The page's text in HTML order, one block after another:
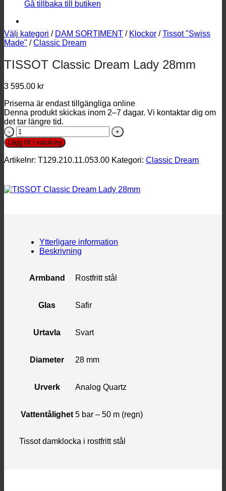
Gå tillbaka till butiken
Välj kategori / DAM SORTIMENT / Klockor / Tissot "Swiss
Made" / Classic Dream
TISSOT Classic Dream Lady 28mm
3 595.00 kr
Priserna är endast tillgängliga online
Denna produkt skickas inom 2–7 dagar. Vi kontaktar dig om
det tar längre tid.
TISSOT
Classic
Dream
Lady
Lägg till i varukorg
Artikelnr: T129.210.11.053.00 Kategori: Classic Dream
Ytterligare information
Beskrivning
Armband Rostfritt stål
Glas Safir
Urtavla Svart
Diameter 28 mm
Urverk Analog Quartz
Vattentålighet 5 bar – 50 m (regn)
Tissot damklocka i rostfritt stål